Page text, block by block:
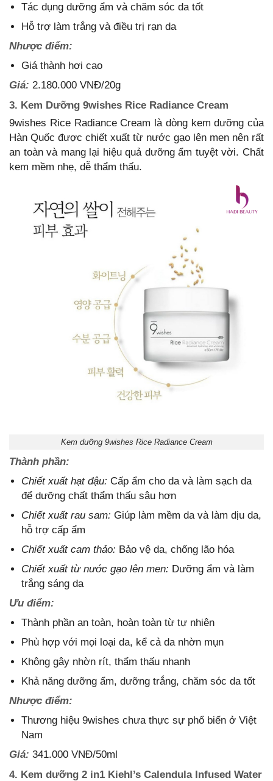
Tác dụng dưỡng ẩm và chăm sóc da tốt
Hỗ trợ làm trắng và điều trị rạn da
Nhược điểm:
Giá thành hơi cao
Giá: 2.180.000 VNĐ/20g
3. Kem Dưỡng 9wishes Rice Radiance Cream
9wishes Rice Radiance Cream là dòng kem dưỡng của
Hàn Quốc được chiết xuất từ nước gạo lên men nên rất
an toàn và mang lại hiệu quả dưỡng ẩm tuyệt vời. Chất
kem mềm nhẹ, dễ thẩm thấu.
Kem dưỡng 9wishes Rice Radiance Cream
Thành phần:
Chiết xuất hạt đậu: Cấp ẩm cho da và làm sạch da
để dưỡng chất thẩm thấu sâu hơn
Chiết xuất rau sam: Giúp làm mềm da và làm dịu da,
hỗ trợ cấp ẩm
Chiết xuất cam thảo: Bảo vệ da, chống lão hóa
Chiết xuất từ nước gạo lên men: Dưỡng ẩm và làm
trắng sáng da
Ưu điểm:
Thành phần an toàn, hoàn toàn từ tự nhiên
Phù hợp với mọi loại da, kể cả da nhờn mụn
Không gây nhờn rít, thẩm thấu nhanh
Khả năng dưỡng ẩm, dưỡng trắng, chăm sóc da tốt
Nhược điểm:
Thương hiệu 9wishes chưa thực sự phổ biến ở Việt
Nam
Giá: 341.000 VNĐ/50ml
4. Kem dưỡng 2 in1 Kiehl’s Calendula Infused Water